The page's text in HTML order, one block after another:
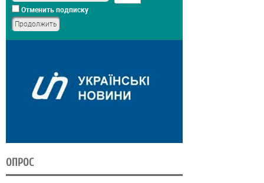
Отменить подписку
ОПРОС